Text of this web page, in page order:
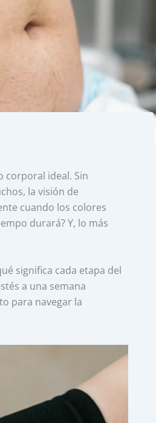
corporal ideal. Sin
la visión de
cuando los colores
durará? Y, lo más
significa cada etapa del
a una semana
para navegar la